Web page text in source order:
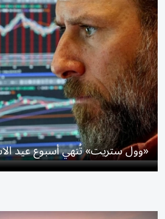
«وول ستريت» تُنهي أسبوع عيد